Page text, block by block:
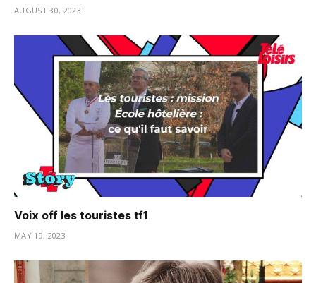
AUGUST 30, 2023
Voix off les touristes tf1
MAY 19, 2023